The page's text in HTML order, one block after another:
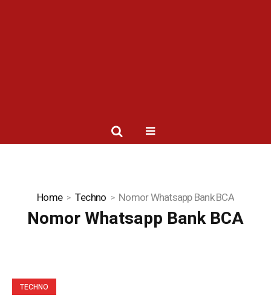
Home Techno Nomor Whatsapp Bank BCA
Nomor Whatsapp Bank BCA
TECHNO